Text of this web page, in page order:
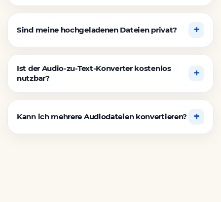
Sind meine hochgeladenen Dateien privat?
Ist der Audio-zu-Text-Konverter kostenlos
nutzbar?
Kann ich mehrere Audiodateien konvertieren?